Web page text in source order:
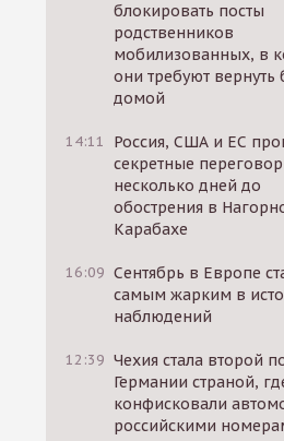
блокировать посты
родственников
мобилизованных, в
они требуют вернуть
домой
14:11
Россия, США и ЕС
секретные
несколько дней до
обострения в
Карабахе
16:09 Сентябрь в Европе
самым жарким в
наблюдений
12:39 Чехия стала второй
Германии страной,
конфисковали
российскими